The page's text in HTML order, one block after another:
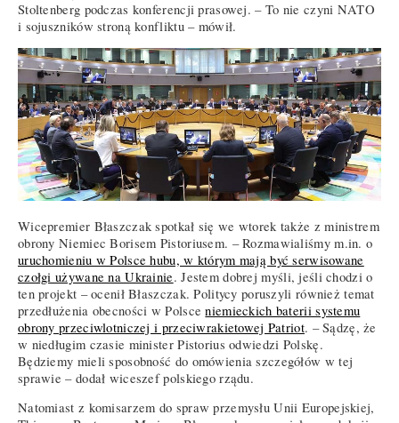
Stoltenberg podczas konferencji prasowej. – To nie czyni NATO
i sojuszników stroną konfliktu – mówił.
Wicepremier Błaszczak spotkał się we wtorek także z ministrem
obrony Niemiec Borisem Pistoriusem. – Rozmawialiśmy m.in. o
uruchomieniu w Polsce hubu, w którym mają być serwisowane
czołgi używane na Ukrainie. Jestem dobrej myśli, jeśli chodzi o
ten projekt – ocenił Błaszczak. Politycy poruszyli również temat
przedłużenia obecności w Polsceniemieckich baterii systemu
obrony przeciwlotniczej i przeciwrakietowej Patriot. – Sądzę, że
w niedługim czasie minister Pistorius odwiedzi Polskę.
Będziemy mieli sposobność do omówienia szczegółów w tej
sprawie – dodał wiceszef polskiego rządu.
Natomiast z komisarzem do spraw przemysłu Unii Europejskiej,